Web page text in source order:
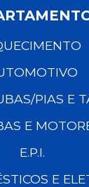
PIAS E
E
E.P.I.
E